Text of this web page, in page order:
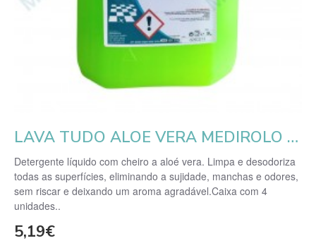
LAVA TUDO ALOE VERA MEDIROLO 5L
Detergente líquido com cheiro a aloé vera. Limpa e desodoriza
todas as superfícies, eliminando a sujidade, manchas e odores,
sem riscar e deixando um aroma agradável.Caixa com 4
unidades..
5,19€